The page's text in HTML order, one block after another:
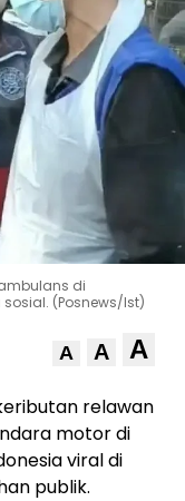
di
(Posnews/Ist)
A A A
relawan
motor di
viral di
publik.